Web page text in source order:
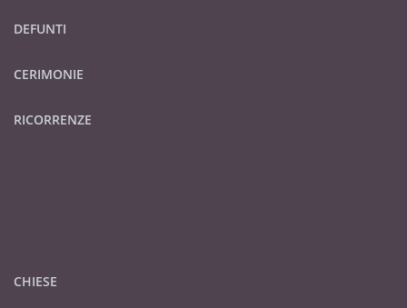
DEFUNTI
CERIMONIE
RICORRENZE
CHIESE